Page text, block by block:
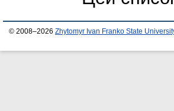
© 2008–2026 Zhytomyr Ivan Franko State